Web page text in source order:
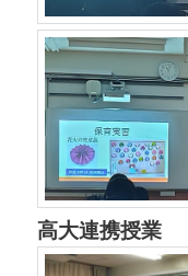
高大連携授業